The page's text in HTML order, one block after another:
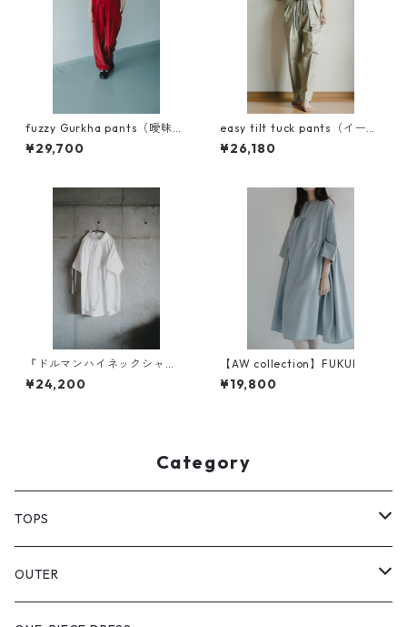
fuzzy Gurkha pants（曖昧な
ズボン）キュプラコットン使
用
¥29,700
easy tilt tuck pants（イージ
ーチルトタックパンツ）
¥26,180
『ドルマンハイネックシャ
ツ』素材比べ
¥24,200
【AW collection】FUKUI
¥19,800
Category
TOPS
PULL OVER
OUTER